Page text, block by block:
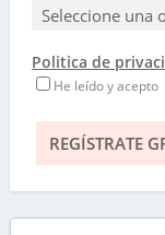
Politica de
He leído y acepto